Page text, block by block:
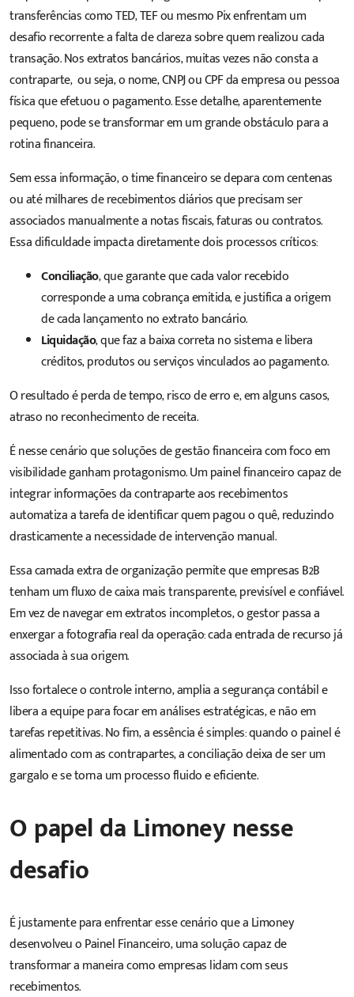
transferênciascomo TED, TEF ou mesmo Pix enfrentam um
desafio recorrente: a falta de clareza sobrequem realizou cada
transação. Nos extratos bancários, muitas vezes não consta a
contraparte, ou seja, o nome, CNPJ ou CPF da empresa ou pessoa
física queefetuou o pagamento. Esse detalhe, aparentemente
pequeno, pode se transformar em um grande obstáculo para a
rotina financeira.
Sem essa informação, o time financeiro se depara com centenas
ou até milhares de recebimentos diários que precisam ser
associados manualmente a notas fiscais, faturas ou contratos.
Essa dificuldade impacta diretamente dois processos críticos:
Conciliação, que garante que cada valor recebido
corresponde a uma cobrança emitida, e justifica a origem
de cada lançamento no extrato bancário.
Liquidação, que faz a baixa correta no sistema e libera
créditos, produtos ou serviços vinculados ao pagamento.
O resultado é perda de tempo, risco de erro e, em alguns casos,
atraso no reconhecimento de receita.
É nesse cenário que soluções de gestão financeira com foco em
visibilidade ganham protagonismo. Um painel financeiro capaz de
integrar informações da contraparte aos recebimentos
automatiza a tarefa de identificar quem pagou o quê, reduzindo
drasticamente a necessidade de intervenção manual.
Essa camada extra de organização permite que empresas B2B
tenham um fluxo de caixa mais transparente, previsível e confiável.
Em vez de navegar em extratos incompletos, o gestor passa a
enxergar a fotografia real da operação: cada entrada de recurso já
associada à sua origem.
Isso fortalece o controle interno, amplia a segurança contábil e
libera a equipe para focar em análises estratégicas, e não em
tarefas repetitivas. No fim, a essência é simples: quando o painel é
alimentado com as contrapartes, a conciliação deixa de ser um
gargalo e se torna um processo fluido e eficiente.
O papel da Limoney nesse
desafio
É justamente para enfrentar esse cenário que a Limoney
desenvolveu o Painel Financeiro, uma solução capaz de
transformar a maneira como empresas lidam com seus
recebimentos.